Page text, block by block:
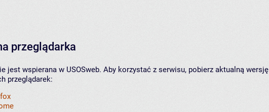
przeglądarka
jest wspierana w USOSweb. Aby korzystać z serwisu, pobierz aktualną wersję
przeglądarek: